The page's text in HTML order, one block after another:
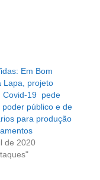
Em Bom
Lapa, projeto
Covid-19 pede
poder público e de
para produção
de 2020